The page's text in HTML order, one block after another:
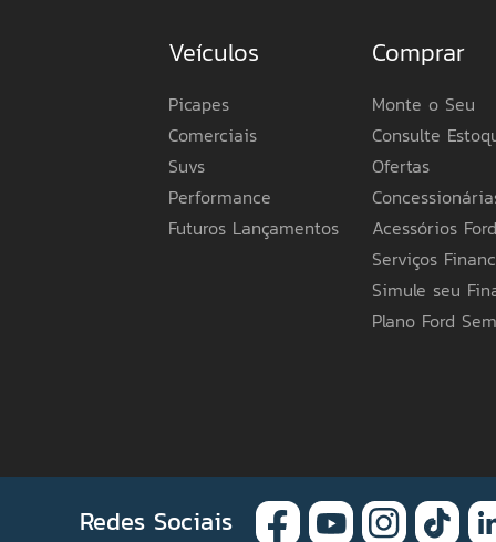
Veículos
Picapes
Comerciais
Suvs
Performance
Futuros Lançamentos
Comprar
Monte o Seu
Consulte
Ofertas
Acessórios Ford
Serviços
Simule seu
Plano Ford
Redes Sociais